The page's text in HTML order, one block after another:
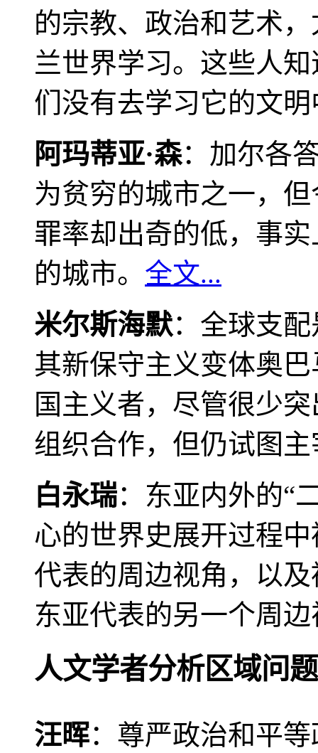
的宗教、政治和艺术
兰世界学习。这些人
们没有去学习它的文
阿玛蒂亚·森：加尔各
为贫穷的城市之一，
罪率却出奇的低，事
的城市。 全文...
米尔斯海默：全球支
其新保守主义变体奥
国主义者，尽管很少
组织合作，但仍试图
白永瑞：东亚内外的“
心的世界史展开过程
代表的周边视角，以
东亚代表的另一个周
人文学者分析区域问题
汪晖：尊严政治和平